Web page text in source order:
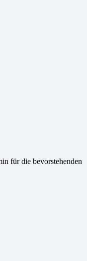
für die bevorstehenden